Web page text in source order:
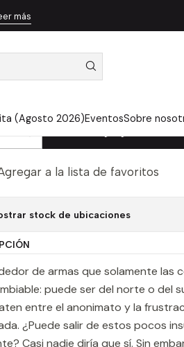
(Agosto 2026)EventosSobre
más
La Ciudad Anterior - Contreras,
a la lista de favoritos
stock de ubicaciones
de armas que solamente las
puede ser del norte o del
entre el anonimato y la
¿Puede salir de estos pocos
Casi nadie diría que sí. Sin